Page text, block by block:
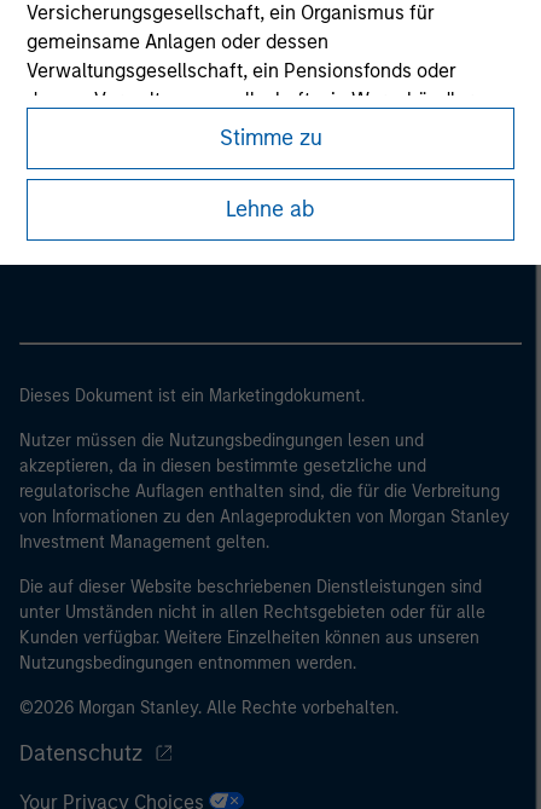
Versicherungsgesellschaft, ein Organismus für
gemeinsame Anlagen oder dessen
Verwaltungsgesellschaft, ein Pensionsfonds oder
dessen Verwaltungsgesellschaft, ein Warenhändler
oder Waren-Derivatehändler oder ein sonstiger
auf den Finanzmärkten zugelassen sein oder
beaufsichtigt werden muss; b) ein Großunternehmen,
das mindestens zwei der folgenden
handelt; oder (c) eine nationale oder regionale
Schuldenverwaltung auf nationaler oder regionaler
Ebene, Zentralbanken, internationaler und
supranationaler Einrichtungen wie die Weltbank, der
IWF, die EZB, die EIB und andere vergleichbare
handeln.
Bitte beachten Sie, dass die Definition eines
professionellen Anlegers von der Definition der
Regulierungsbehörde des Landes abweichen kann, von
Stimme zu
Lehne ab
Morgan Stanley Careers
Dieses Dokument ist ein Marketingdokument.
Nutzer müssen die Nutzungsbedingungen lesen und
akzeptieren, da in diesen bestimmte gesetzliche und
regulatorische Auflagen enthalten sind, die für die Verbreitung
von Informationen zu den Anlageprodukten von Morgan Stanley
Investment Management gelten.
Die auf dieser Website beschriebenen Dienstleistungen sind
unter Umständen nicht in allen Rechtsgebieten oder für alle
Kunden verfügbar. Weitere Einzelheiten können aus unseren
Nutzungsbedingungen entnommen werden.
©2026 Morgan Stanley. Alle Rechte vorbehalten.
Datenschutz
Your Privacy Choices